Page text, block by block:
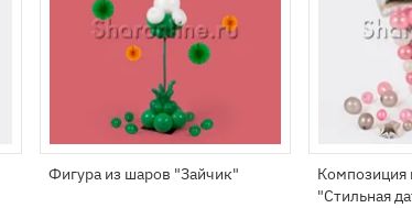
Фигура из шаров "Зайчик"
Композиция
"Стильная